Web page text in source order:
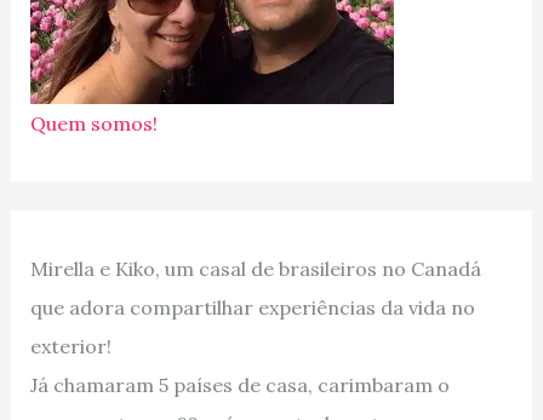
Quem somos!
Mirella e Kiko, um casal de brasileiros no Canadá
que adora compartilhar experiências da vida no
exterior!
Já chamaram 5 países de casa, carimbaram o